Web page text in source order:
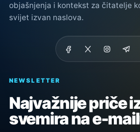
objašnjenja i kontekst za čitatelje
svijet izvan naslova.
NEWSLETTER
Najvažnije priče
svemira na e-